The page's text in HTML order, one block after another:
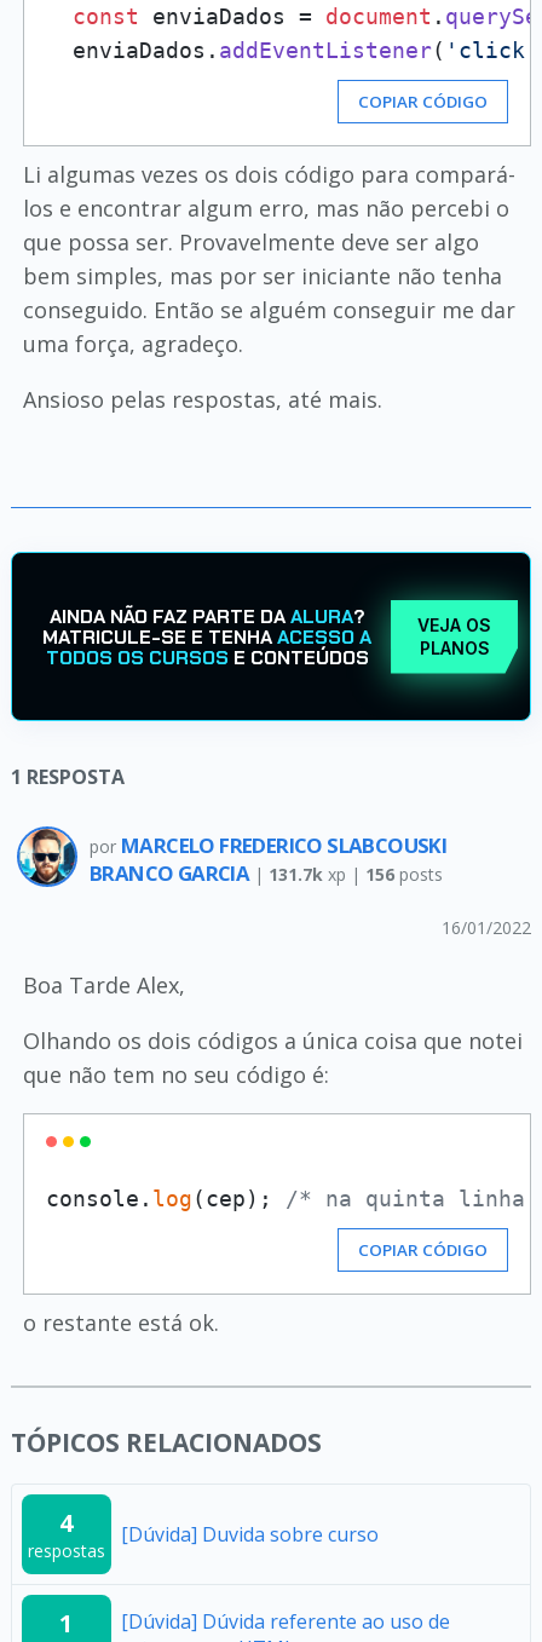
const enviaDados = document .
  enviaDados.
addEventListener( 'click'
COPIAR CÓDIGO
Li algumas vezes os dois código para compará-
los e encontrar algum erro, mas não percebi o
que possa ser. Provavelmente deve ser algo
bem simples, mas por ser iniciante não tenha
conseguido. Então se alguém conseguir me dar
uma força, agradeço.
Ansioso pelas respostas, até mais.
AINDA NÃO FAZ PARTE DAALURA?
MATRICULE-SE E TENHAACESSO A
TODOS OS CURSOS E CONTEÚDOS
VEJA OS
PLANOS
1 RESPOSTA
por MARCELO FREDERICO SLABCOUSKI
BRANCO GARCIA | 131.7kxp | 156posts
16/01/2022
Boa Tarde Alex,
Olhando os dois códigos a única coisa que notei
que não tem no seu código é:
console. log(cep); /* na quinta linha
COPIAR CÓDIGO
o restante está ok.
TÓPICOS RELACIONADOS
4
respostas
[Dúvida] Duvida sobre curso
1
[Dúvida] Dúvida referente ao uso de